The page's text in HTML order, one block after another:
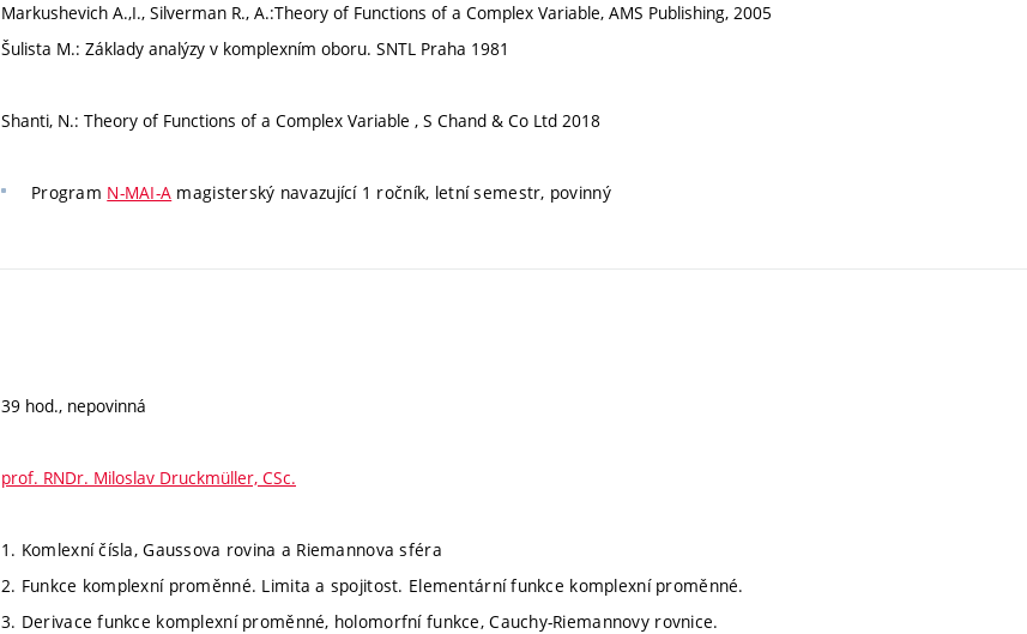
Markushevich A.,I., Silverman R., A.:Theory of Functions of a Complex Variable, AMS Publishing, 2005
Šulista M.: Základy analýzy v komplexním oboru. SNTL Praha 1981
Shanti, N.: Theory of Functions of a Complex Variable , S Chand & Co Ltd 2018
Program N-MAI-A magisterský navazující 1 ročník, letní semestr, povinný
39 hod., nepovinná
prof. RNDr. Miloslav Druckmüller, CSc.
1. Komlexní čísla, Gaussova rovina a Riemannova sféra
2. Funkce komplexní proměnné. Limita a spojitost. Elementární funkce komplexní proměnné.
3. Derivace funkce komplexní proměnné, holomorfní funkce, Cauchy-Riemannovy rovnice.